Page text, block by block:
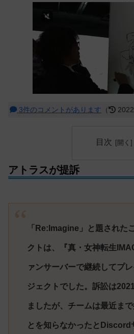
3件のコメントがあります （
目次
アトラスが提訴
「Re:Imagine」と題された
クトは、『真・女神転生
ァンサーバーで継続してプ
ジェクトでした。訴訟は
ましたが、チームは最近ま
とを知らなかったとDiscord